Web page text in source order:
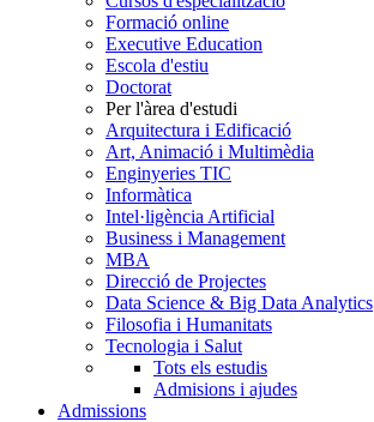
Formació online
Executive Education
Escola d'estiu
Doctorat
Per l'àrea d'estudi
Arquitectura i Edificació
Art, Animació i Multimèdia
Enginyeries TIC
Informàtica
Intel·ligència Artificial
Business i Management
MBA
Direcció de Projectes
Data Science & Big Data Analytics
Filosofia i Humanitats
Tecnologia i Salut
Tots els estudis
Admisions i ajudes
Admissions